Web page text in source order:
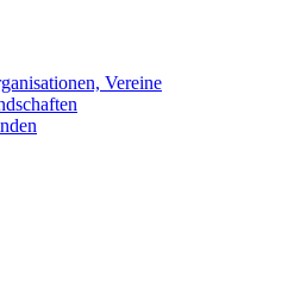
Vereine